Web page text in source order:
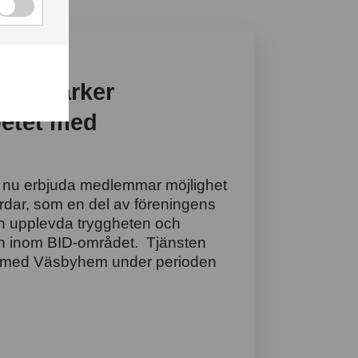
stärker
med
erbjuda medlemmar möjlighet
som en del av föreningens
upplevda tryggheten och
inom BID-området. Tjänsten
Väsbyhem under perioden